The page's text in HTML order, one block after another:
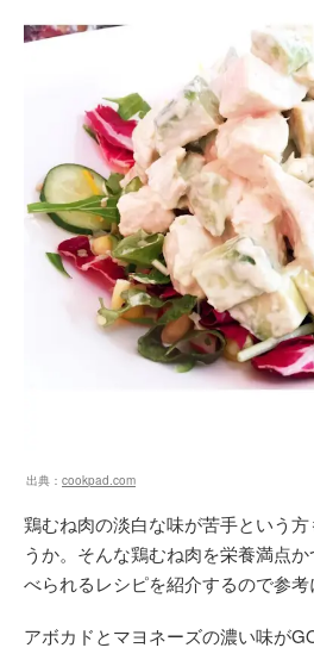
出典： cookpad.com
鶏むね肉の淡白な味が苦手という
うか。そんな鶏むね肉を栄養満点
べられるレシピを紹介するので参考
アボカドとマヨネーズの濃い味が